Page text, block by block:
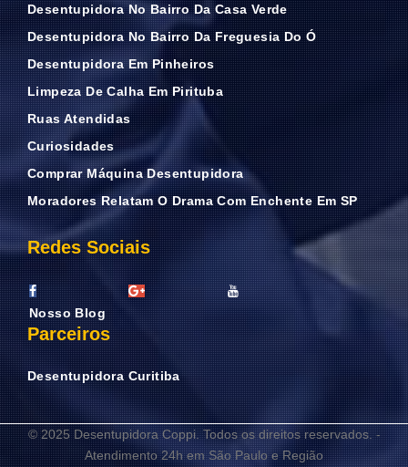
Desentupidora No Bairro Da Casa Verde
Desentupidora No Bairro Da Freguesia Do Ó
Desentupidora Em Pinheiros
Limpeza De Calha Em Pirituba
Ruas Atendidas
Curiosidades
Comprar Máquina Desentupidora
Moradores Relatam O Drama Com Enchente Em SP
Redes Sociais
Nosso Blog
Parceiros
Desentupidora Curitiba
© 2025 Desentupidora Coppi. Todos os direitos reservados. -
Atendimento 24h em São Paulo e Região